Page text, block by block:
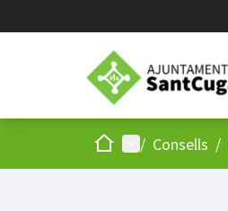
Inici Menú principal
/ Consells /